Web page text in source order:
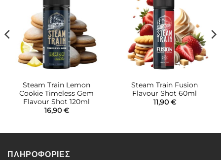
επιθυμιών
Steam Train Lemon
Cookie Timeless Gem
Flavour Shot 120ml
16,90 €
στην λίστα
επιθυμιών
Steam Train Fusion
Flavour Shot 60ml
11,90 €
ΠΛΗΡΟΦΟΡΙΕΣ